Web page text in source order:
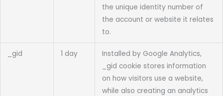
the unique identity number of
the account or website it relates
to.
_gid 1 day
Installed by Google Analytics,
_gid cookie stores information
on how visitors use a website,
while also creating an analytics